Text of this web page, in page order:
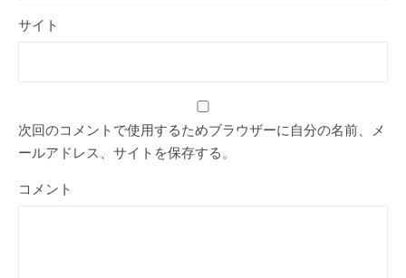
サイト
次回のコメントで使用するためブラウザーに自分の名前、メ
ールアドレス、サイトを保存する。
コメント